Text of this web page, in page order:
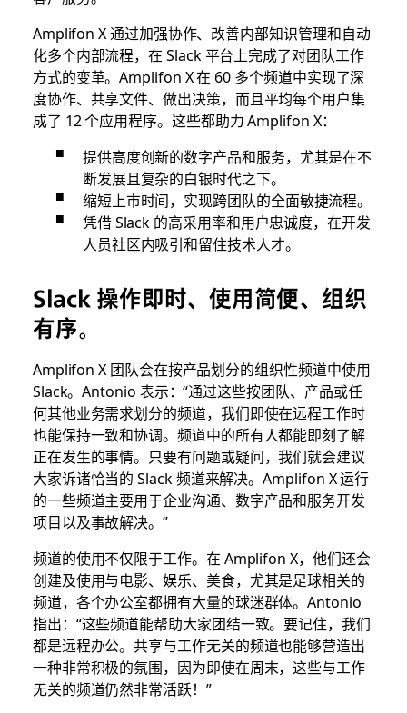
Amplifon X 通过加强协作、改善内部知识管理和自动
化多个内部流程，在 Slack 平台上完成了对团队工作
方式的变革。Amplifon X 在 60 多个频道中实现了深
度协作、共享文件、做出决策，而且平均每个用户集
成了 12 个应用程序。这些都助力 Amplifon X：
提供高度创新的数字产品和服务，尤其是在不
断发展且复杂的白银时代之下。
缩短上市时间，实现跨团队的全面敏捷流程。
凭借 Slack 的高采用率和用户忠诚度，在开发
人员社区内吸引和留住技术人才。
Slack 操作即时、使用简便、组织
有序。
Amplifon X 团队会在按产品划分的组织性频道中使用
Slack。Antonio 表示：“通过这些按团队、产品或任
何其他业务需求划分的频道，我们即使在远程工作时
也能保持一致和协调。频道中的所有人都能即刻了解
正在发生的事情。只要有问题或疑问，我们就会建议
大家诉诸恰当的 Slack 频道来解决。Amplifon X 运行
的一些频道主要用于企业沟通、数字产品和服务开发
项目以及事故解决。”
频道的使用不仅限于工作。在 Amplifon X，他们还会
创建及使用与电影、娱乐、美食，尤其是足球相关的
频道，各个办公室都拥有大量的球迷群体。Antonio
指出：“这些频道能帮助大家团结一致。要记住，我们
都是远程办公。共享与工作无关的频道也能够营造出
一种非常积极的氛围，因为即使在周末，这些与工作
无关的频道仍然非常活跃！ ”